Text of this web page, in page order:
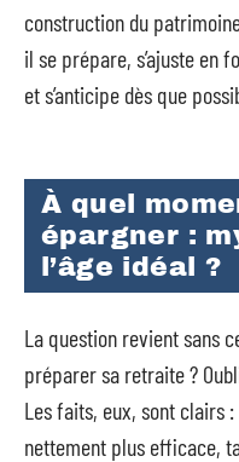
construction du
il se prépare, s’ajuste en
et s’anticipe dès que
À quel
épargner :
l’âge idéal ?
La question revient sans
préparer sa retraite ?
Les faits, eux, sont clairs
nettement plus efficace,